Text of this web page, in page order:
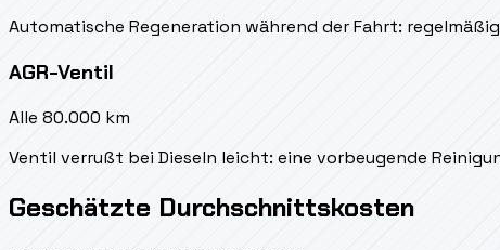
Automatische Regeneration während der Fahrt:
AGR-Ventil
Alle 80.000 km
Ventil verrußt bei Dieseln leicht: eine vorbeugende
Geschätzte Durchschnittskosten